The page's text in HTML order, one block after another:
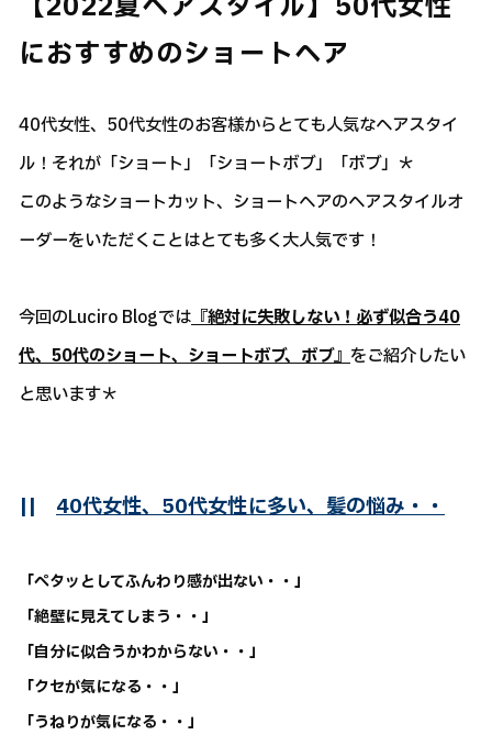
におすすめのショートヘア
40代女性、50代女性のお客様からとても人気なヘアスタイ
ル！それが「ショート」「ショートボブ」「ボブ」＊
このようなショートカット、ショートヘアのヘアスタイルオ
ーダーをいただくことはとても多く大人気です！
今回のLuciro Blogでは『絶対に失敗しない！必ず似合う40
代、50代のショート、ショートボブ、ボブ』をご紹介したい
と思います＊
|| 40代女性、50代女性に多い、髪の悩み・・
「ペタッとしてふんわり感が出ない・・」
「絶壁に見えてしまう・・」
「自分に似合うかわからない・・」
「クセが気になる・・」
「うねりが気になる・・」